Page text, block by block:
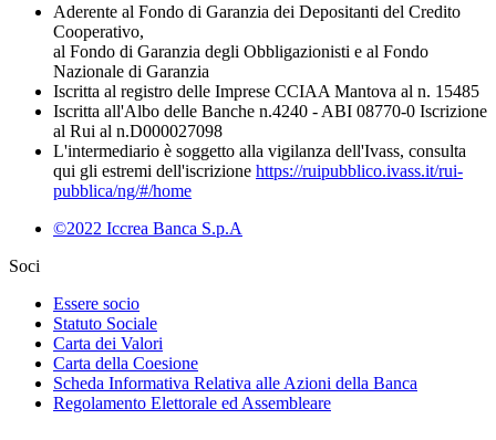
Aderente al Fondo di Garanzia dei Depositanti del Credito
Cooperativo,
al Fondo di Garanzia degli Obbligazionisti e al Fondo
Nazionale di Garanzia
Iscritta al registro delle Imprese CCIAA Mantova al n. 15485
Iscritta all'Albo delle Banche n.4240 - ABI 08770-0 Iscrizione
al Rui al n.D000027098
L'intermediario è soggetto alla vigilanza dell'Ivass, consulta
qui gli estremi dell'iscrizione https://ruipubblico.ivass.it/rui-
pubblica/ng/#/home
©2022 Iccrea Banca S.p.A
Soci
Essere socio
Statuto Sociale
Carta dei Valori
Carta della Coesione
Scheda Informativa Relativa alle Azioni della Banca
Regolamento Elettorale ed Assembleare